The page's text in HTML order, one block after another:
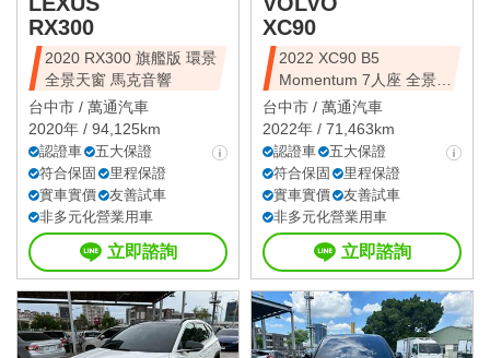
RX300
2020 RX300 旗艦版 環景
全景天窗 馬克音響
台中市 / 萬通汽車
2020年 / 94,125km
認證車
五大保證
符合保固
里程保證
實車實價
友善試車
非多元化營業用車
立即諮詢
XC90
2022 XC90 B5
Momentum 7人座 全景天
窗
台中市 / 萬通汽車
2022年 / 71,463km
認證車
五大保證
符合保固
里程保證
實車實價
友善試車
非多元化營業用車
立即諮詢